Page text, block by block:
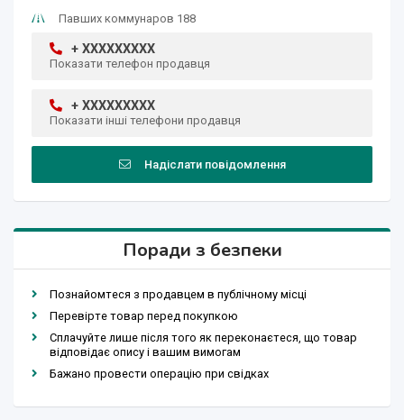
Павших коммунаров 188
+ XXXXXXXXX
Показати телефон продавця
+ XXXXXXXXX
Показати інші телефони продавця
Надіслати повідомлення
Поради з безпеки
Познайомтеся з продавцем в публічному місці
Перевірте товар перед покупкою
Сплачуйте лише після того як переконаєтеся, що товар
відповідає опису і вашим вимогам
Бажано провести операцію при свідках